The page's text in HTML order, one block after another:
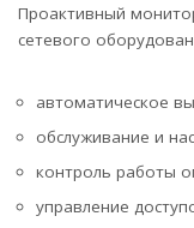
Проактивный
сетевого
автоматическое
обслуживание и
контроль работы
управление